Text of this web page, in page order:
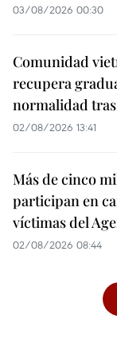
03/08/2026 00:30
Comunidad
recupera
normalidad
02/08/2026 13:41
Más de cinco
participan en
víctimas del
02/08/2026 08:44